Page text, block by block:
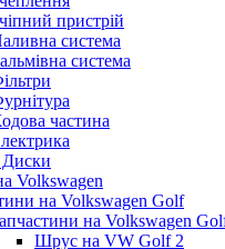
пристрій
система
система
частина
Volkswagen
на Volkswagen Golf
на Volkswagen
Шрус на VW Golf 2